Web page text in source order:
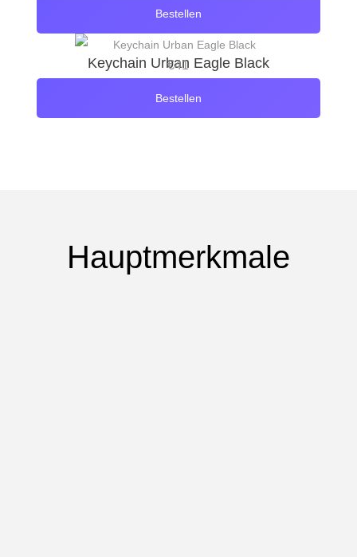
Bestellen
Keychain Urban Eagle Black
€41
Bestellen
Hauptmerkmale